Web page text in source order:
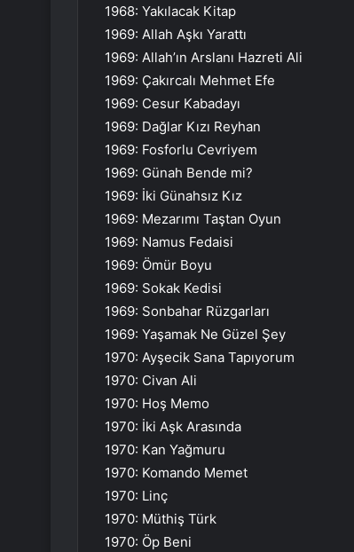
1968: Yakılacak Kitap
1969: Allah Aşkı Yarattı
1969: Allah’ın Arslanı Hazreti Ali
1969: Çakırcalı Mehmet Efe
1969: Cesur Kabadayı
1969: Dağlar Kızı Reyhan
1969: Fosforlu Cevriyem
1969: Günah Bende mi?
1969: İki Günahsız Kız
1969: Mezarımı Taştan Oyun
1969: Namus Fedaisi
1969: Ömür Boyu
1969: Sokak Kedisi
1969: Sonbahar Rüzgarları
1969: Yaşamak Ne Güzel Şey
1970: Ayşecik Sana Tapıyorum
1970: Civan Ali
1970: Hoş Memo
1970: İki Aşk Arasında
1970: Kan Yağmuru
1970: Komando Memet
1970: Linç
1970: Müthiş Türk
1970: Öp Beni